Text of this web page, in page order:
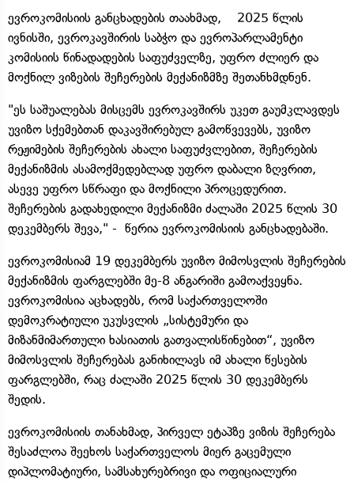
ევროკომისიის განცხადების თაახმად, 2025 წლის
ივნისში, ევროკავშირის საბჭო და ევროპარლამენტი
კომისიის წინადადების საფუძველზე, უფრო ძლიერ და
მოქნილ ვიზების შეჩერების მექანიზმზე შეთანხმდნენ.
"ეს საშუალებას მისცემს ევროკავშირს უკეთ გაუმკლავდეს
უვიზო სქემებთან დაკავშირებულ გამოწვევებს, უვიზო
რეჟიმების შეჩერების ახალი საფუძვლებით, შეჩერების
მექანიზმის ასამოქმედებლად უფრო დაბალი ზღვრით,
ასევე უფრო სწრაფი და მოქნილი პროცედურით.
შეჩერების გადახედილი მექანიზმი ძალაში 2025 წლის 30
დეკემბერს შევა," - წერია ევროკომისიის განცხადებაში.
ევროკომისიამ 19 დეკემბერს უვიზო მიმოსვლის შეჩერების
მექანიზმის ფარგლებში მე-8 ანგარიში გამოაქვეყნა.
ევროკომისია აცხადებს, რომ საქართველოში
დემოკრატიული უკუსვლის „სისტემური და
მიზანმიმართული ხასიათის გათვალისწინებით“, უვიზო
მიმოსვლის შეჩერებას განიხილავს იმ ახალი წესების
ფარგლებში, რაც ძალაში 2025 წლის 30 დეკემბერს
შედის.
ევროკომისიის თანახმად, პირველ ეტაპზე ვიზის შეჩერება
შესაძლოა შეეხოს საქართველოს მიერ გაცემული
დიპლომატიური, სამსახურებრივი და ოფიციალური